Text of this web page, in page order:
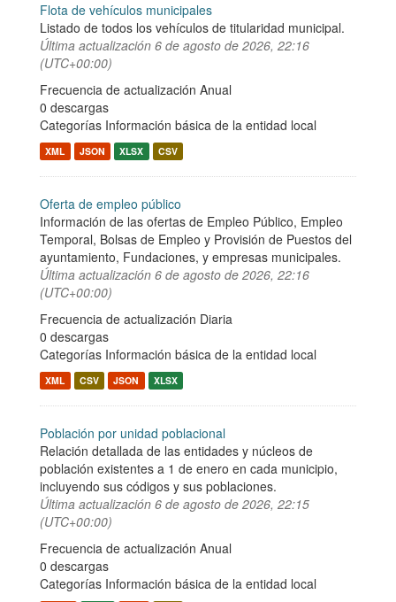
Flota de vehículos municipales
Listado de todos los vehículos de titularidad municipal.
Última actualización 6 de agosto de 2026, 22:16
(UTC+00:00)
Frecuencia de actualización Anual
0 descargas
Categorías Información básica de la entidad local
XML JSON XLSX CSV
Oferta de empleo público
Información de las ofertas de Empleo Público, Empleo
Temporal, Bolsas de Empleo y Provisión de Puestos del
ayuntamiento, Fundaciones, y empresas municipales.
Última actualización 6 de agosto de 2026, 22:16
(UTC+00:00)
Frecuencia de actualización Diaria
0 descargas
Categorías Información básica de la entidad local
XML CSV JSON XLSX
Población por unidad poblacional
Relación detallada de las entidades y núcleos de
población existentes a 1 de enero en cada municipio,
incluyendo sus códigos y sus poblaciones.
Última actualización 6 de agosto de 2026, 22:15
(UTC+00:00)
Frecuencia de actualización Anual
0 descargas
Categorías Información básica de la entidad local